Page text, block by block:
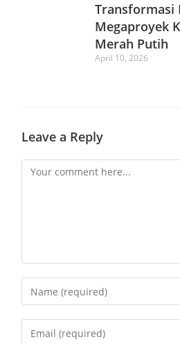
Transformasi
Megaproyek
Merah Putih
April 10, 2026
Leave a Reply